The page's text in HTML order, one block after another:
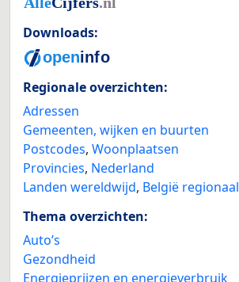
Downloads:
Regionale overzichten:
Adressen
Gemeenten, wijken en buurten
Postcodes, Woonplaatsen
Provincies, Nederland
Landen wereldwijd, België regionaal
Thema overzichten:
Auto’s
Gezondheid
Energieprijzen en energieverbruik